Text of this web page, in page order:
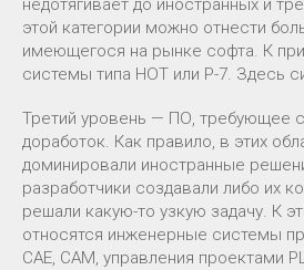
недотягивает до иностранных и
этой категории можно отнести
имеющегося на рынке софта. К
системы типа НОТ или Р-7. Здесь
Третий уровень — ПО, требующее
доработок. Как правило, в этих
доминировали иностранные
разработчики создавали либо их
решали какую-то узкую задачу. К
относятся инженерные системы
CAE, CAM, управления проектами